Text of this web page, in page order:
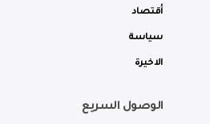
أقتصاد
سياسة
الاخيرة
الوصول السريع